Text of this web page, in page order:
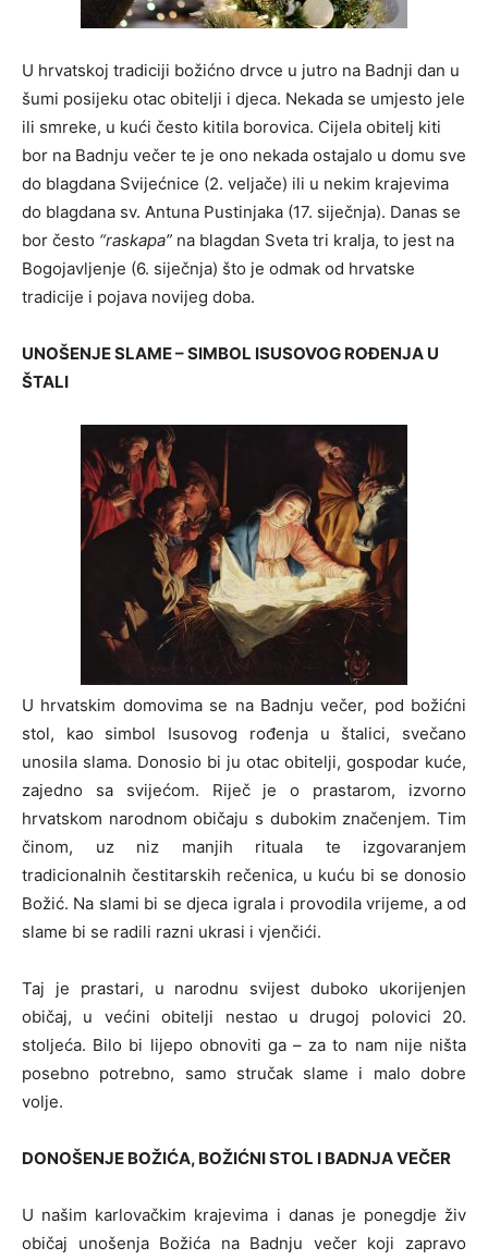
U hrvatskoj tradiciji božićno drvce u jutro na Badnji dan u
šumi posijeku otac obitelji i djeca. Nekada se umjesto jele
ili smreke, u kući često kitila borovica. Cijela obitelj kiti
bor na Badnju večer te je ono nekada ostajalo u domu sve
do blagdana Svijećnice (2. veljače) ili u nekim krajevima
do blagdana sv. Antuna Pustinjaka (17. siječnja). Danas se
bor često “raskapa” na blagdan Sveta tri kralja, to jest na
Bogojavljenje (6. siječnja) što je odmak od hrvatske
tradicije i pojava novijeg doba.
UNOŠENJE SLAME – SIMBOL ISUSOVOG ROĐENJA U
ŠTALI
U hrvatskim domovima se na Badnju večer, pod božićni
stol, kao simbol Isusovog rođenja u štalici, svečano
unosila slama. Donosio bi ju otac obitelji, gospodar kuće,
zajedno sa svijećom. Riječ je o prastarom, izvorno
hrvatskom narodnom običaju s dubokim značenjem. Tim
činom, uz niz manjih rituala te izgovaranjem
tradicionalnih čestitarskih rečenica, u kuću bi se donosio
Božić. Na slami bi se djeca igrala i provodila vrijeme, a od
slame bi se radili razni ukrasi i vjenčići.
Taj je prastari, u narodnu svijest duboko ukorijenjen
običaj, u većini obitelji nestao u drugoj polovici 20.
stoljeća. Bilo bi lijepo obnoviti ga – za to nam nije ništa
posebno potrebno, samo stručak slame i malo dobre
volje.
DONOŠENJE BOŽIĆA, BOŽIĆNI STOL I BADNJA VEČER
U našim karlovačkim krajevima i danas je ponegdje živ
običaj unošenja Božića na Badnju večer koji zapravo